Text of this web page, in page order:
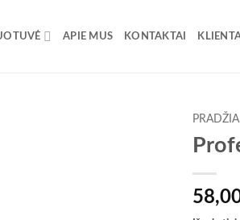
APIE MUS KONTAKTAI
PRADŽIA